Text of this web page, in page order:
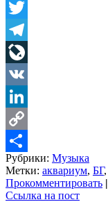
Facebook
Twitter
Telegram
LiveJournal
VK
LinkedIn
Copy
Link
Share
Рубрики: Музыка
Метки: аквариум, БГ,
Прокомментировать |
Ссылка на пост